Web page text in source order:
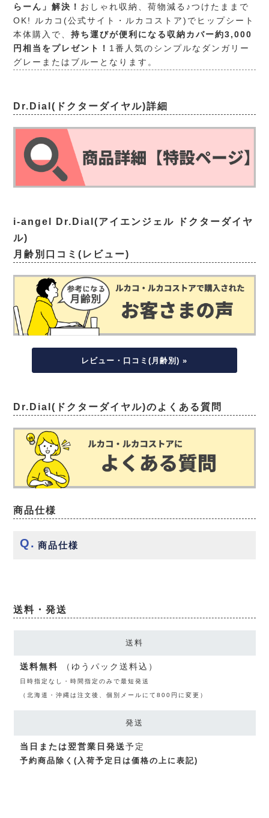
らーん」解決！ おしゃれ収納、荷物減る♪つけたままで
OK! ルカコ(公式サイト・ルカコストア)でヒップシート
本体購入で、持ち運びが便利になる収納カバー約3,000
円相当をプレゼント！ 1番人気のシンプルなダンガリー
グレーまたはブルーとなります。
Dr.Dial(ドクターダイヤル)詳細
i-angel Dr.Dial(アイエンジェル ドクターダイヤ
ル)
月齢別口コミ(レビュー)
レビュー・口コミ(月齢別) »
Dr.Dial(ドクターダイヤル)のよくある質問
商品仕様
商品仕様
送料・発送
送料
送料無料 （ゆうパック送料込）
日時指定なし・時間指定のみで最短発送
（北海道・沖縄は注文後、個別メールにて800円に変更）
発送
当日または翌営業日発送予定
予約商品除く(入荷予定日は価格の上に表記)